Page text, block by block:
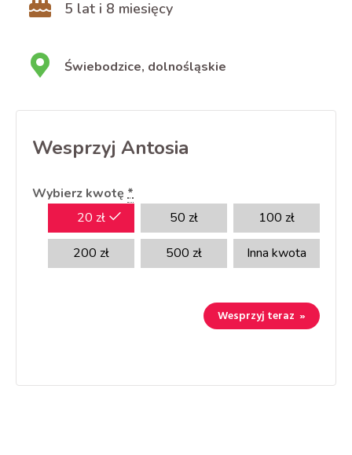
5 lat i 8 miesięcy
Świebodzice, dolnośląskie
Wesprzyj Antosia
Wybierz kwotę *
20 zł 50 zł 100 zł
200 zł 500 zł Inna kwota
»